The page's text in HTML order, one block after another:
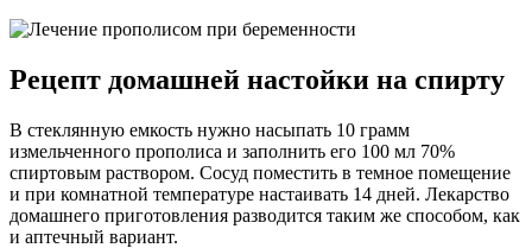
Рецепт домашней настойки на спирту
В стеклянную емкость нужно насыпать 10 грамм
измельченного прополиса и заполнить его 100 мл 70%
спиртовым раствором. Сосуд поместить в темное помещение
и при комнатной температуре настаивать 14 дней. Лекарство
домашнего приготовления разводится таким же способом, как
и аптечный вариант.